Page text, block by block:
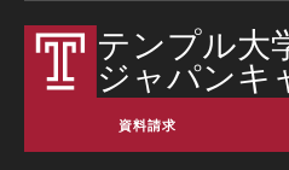
テンプル大
ジャパンキ
資料請求